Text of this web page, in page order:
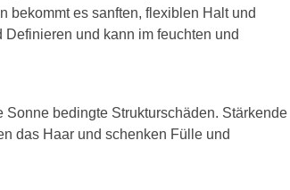
bekommt es sanften, flexiblen Halt und
und kann im feuchten und
bedingte Strukturschäden. Stärkende
das Haar und schenken Fülle und